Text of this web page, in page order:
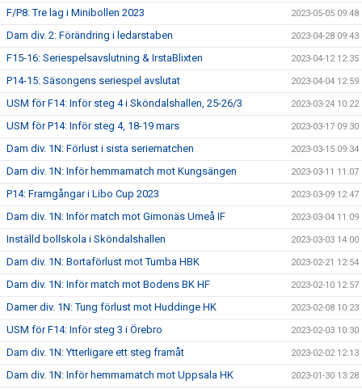
F/P8: Tre lag i Minibollen 2023 2023-05-05 09:48
Dam div. 2: Förändring i ledarstaben 2023-04-28 09:43
F15-16: Seriespelsavslutning & IrstaBlixten 2023-04-12 12:35
P14-15: Säsongens seriespel avslutat 2023-04-04 12:59
USM för F14: Inför steg 4 i Sköndalshallen, 25-26/3 2023-03-24 10:22
USM för P14: Inför steg 4, 18-19 mars 2023-03-17 09:30
Dam div. 1N: Förlust i sista seriematchen 2023-03-15 09:34
Dam div. 1N: Inför hemmamatch mot Kungsängen 2023-03-11 11:07
P14: Framgångar i Libo Cup 2023 2023-03-09 12:47
Dam div. 1N: Inför match mot Gimonäs Umeå IF 2023-03-04 11:09
Inställd bollskola i Sköndalshallen 2023-03-03 14:00
Dam div. 1N: Bortaförlust mot Tumba HBK 2023-02-21 12:54
Dam div. 1N: Inför match mot Bodens BK HF 2023-02-10 12:57
Damer div. 1N: Tung förlust mot Huddinge HK 2023-02-08 10:23
USM för F14: Inför steg 3 i Örebro 2023-02-03 10:30
Dam div. 1N: Ytterligare ett steg framåt 2023-02-02 12:13
Dam div. 1N: Inför hemmamatch mot Uppsala HK 2023-01-30 13:28